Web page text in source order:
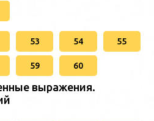
53 54 55
59 60
выражения.